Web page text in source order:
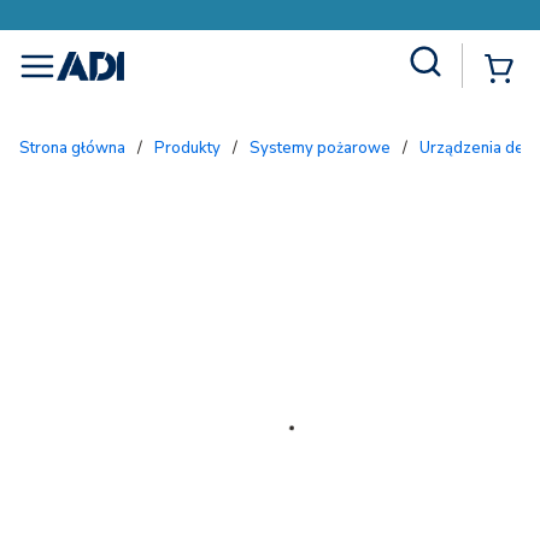
menu
Strona główna / Produkty / Systemy pożarowe / Urządzenia